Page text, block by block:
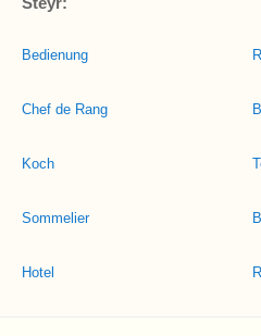
Bedienung
Chef de Rang
Koch
Sommelier
Hotel